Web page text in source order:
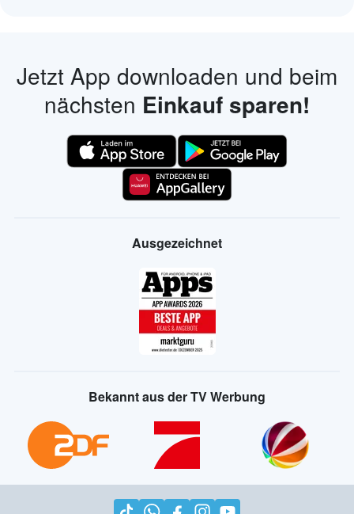
Jetzt App downloaden und beim
nächsten Einkauf sparen!
Ausgezeichnet
Bekannt aus der TV Werbung